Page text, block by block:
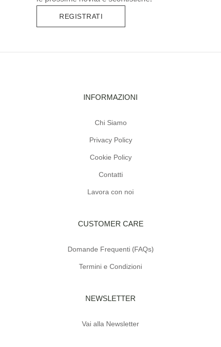
INFORMAZIONI
Chi Siamo
Privacy Policy
Cookie Policy
Contatti
Lavora con noi
CUSTOMER CARE
Domande Frequenti (FAQs)
Termini e Condizioni
NEWSLETTER
Vai alla Newsletter